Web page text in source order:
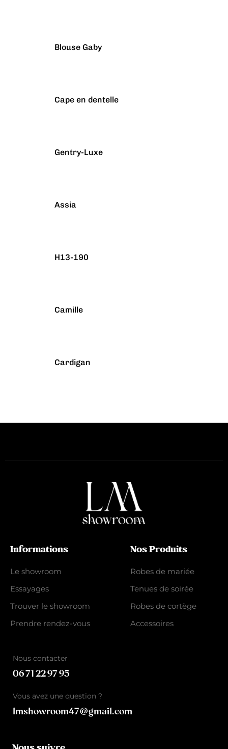
Blouse Gaby
Cape en dentelle
Gentry-Luxe
Assia
H13-190
Camille
Cardigan
Informations
Le showroom
Essayages
Trouver le showroom
Prendre rendez-vous
Nos Produits
Robes de mariée
Tenues de soirée
Robes de cortège
Accessoires
Nous contacter
06 71 22 97 95
Vous avez une question ?
lmshowroom47@gmail.com